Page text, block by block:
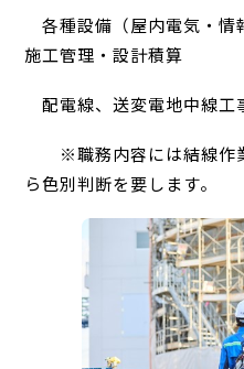
各種設備（屋内電気・情
施工管理・設計積算
配電線、送変電地中線工
※職務内容には結線作
ら色別判断を要します。